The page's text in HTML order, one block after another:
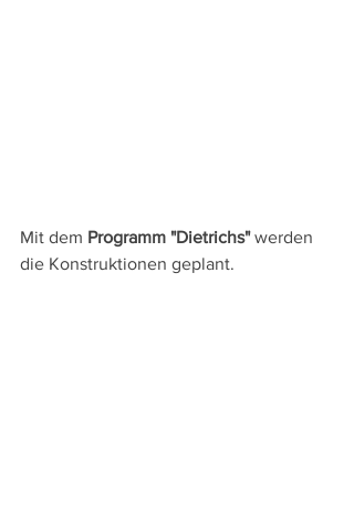
Mit dem Programm "Dietrichs" werden
die Konstruktionen geplant.